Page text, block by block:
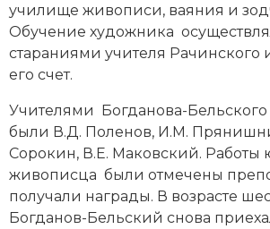
Религия и церковь
Россия
Социально-экономическая
Специальные исторические
СССР
училище живописи, ваяния и
Обучение художника
стараниями учителя Рачинского
его счет.
Учителями Богданова-
были В.Д. Поленов, И.М.
Сорокин, В.Е. Маковский. Работы
живописца были отмечены
получали награды. В возрасте
Богданов-Бельский снова